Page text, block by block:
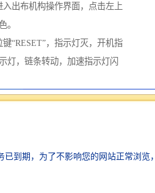
出布机构操作界面，点击左上
。
“RESET”，指示灯灭，开机指
灯，链条转动，加速指示灯闪